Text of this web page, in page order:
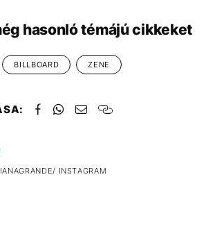
hasonló témájú cikkeket
BILLBOARD ZENE
INSTAGRAM